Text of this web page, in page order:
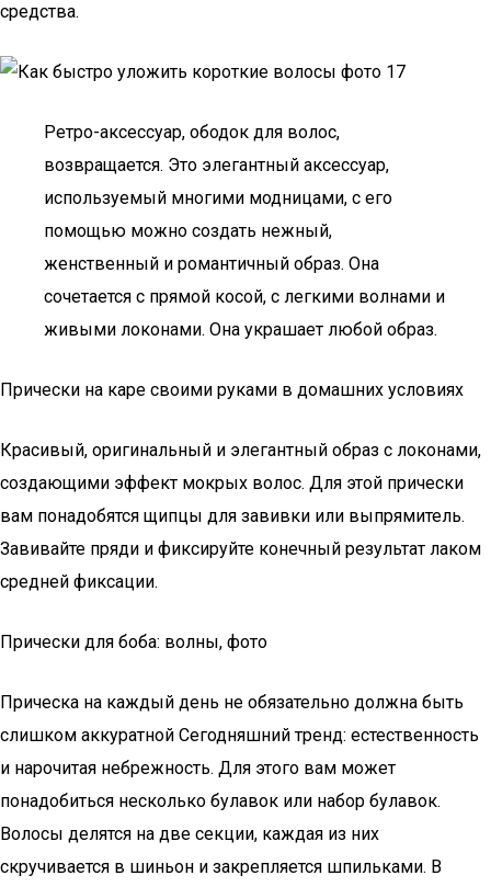
средства.
Ретро-аксессуар, ободок для волос,
возвращается. Это элегантный аксессуар,
используемый многими модницами, с его
помощью можно создать нежный,
женственный и романтичный образ. Она
сочетается с прямой косой, с легкими волнами и
живыми локонами. Она украшает любой образ.
Прически на каре своими руками в домашних условиях
Красивый, оригинальный и элегантный образ с локонами,
создающими эффект мокрых волос. Для этой прически
вам понадобятся щипцы для завивки или выпрямитель.
Завивайте пряди и фиксируйте конечный результат лаком
средней фиксации.
Прически для боба: волны, фото
Прическа на каждый день не обязательно должна быть
слишком аккуратной Сегодняшний тренд: естественность
и нарочитая небрежность. Для этого вам может
понадобиться несколько булавок или набор булавок.
Волосы делятся на две секции, каждая из них
скручивается в шиньон и закрепляется шпильками. В